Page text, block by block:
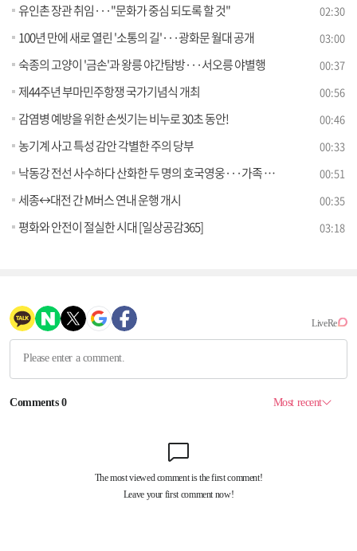
유인촌 장관 취임···"문화가 중심 되도록 할 것" 02:30
100년 만에 새로 열린 '소통의 길'···광화문 월대 공개 03:00
숙종의 고양이 '금손'과 왕릉 야간탐방···서오릉 야별행 00:37
제44주년 부마민주항쟁 국가기념식 개최 00:56
감염병 예방을 위한 손씻기는 비누로 30초 동안! 00:46
농기계 사고 특성 감안 각별한 주의 당부 00:33
낙동강 전선 사수하다 산화한 두 명의 호국영웅···가족 품으로 00:51
세종↔대전 간 M버스 연내 운행 개시 00:35
평화와 안전이 절실한 시대 [일상공감365] 03:18